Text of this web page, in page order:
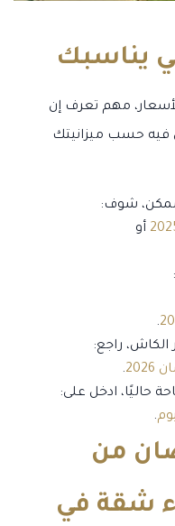
يناسبك
مهم تعرف إن
حسب ميزانيتك
ممكن، شوف:
أو
.
الكاش، راجع:
.
حاليًا، ادخل على:
.
من
شقة في